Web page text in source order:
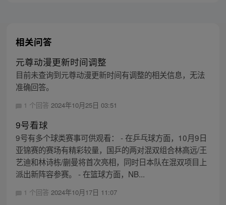
相关问答
元尊动漫更新时间调整
目前未查询到元尊动漫更新时间有调整的相关信息，无法
准确回答。
1 个回答 2024年10月25日 03:51
9号看球
9号有多个球类赛事可供观看： - 在乒乓球方面，10月9日
亚锦赛的赛场有精彩较量，国乒的两对混双组合林高远/王
艺迪和林诗栋/蒯曼将首次亮相，同时日本队在混双项目上
派出新阵容参赛。 - 在篮球方面，NB...
1 个回答 2024年10月17日 11:07